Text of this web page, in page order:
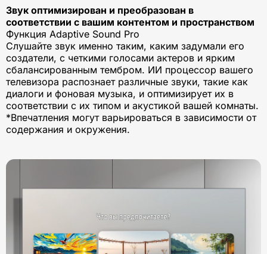
Звук оптимизирован и преобразован в
соответствии с вашим контентом и пространством
Функция Adaptive Sound Pro
Слушайте звук именно таким, каким задумали его
создатели, с четкими голосами актеров и ярким
сбалансированным тембром. ИИ процессор вашего
телевизора распознает различные звуки, такие как
диалоги и фоновая музыка, и оптимизирует их в
соответствии с их типом и акустикой вашей комнаты.
*Впечатления могут варьироваться в зависимости от
содержания и окружения.